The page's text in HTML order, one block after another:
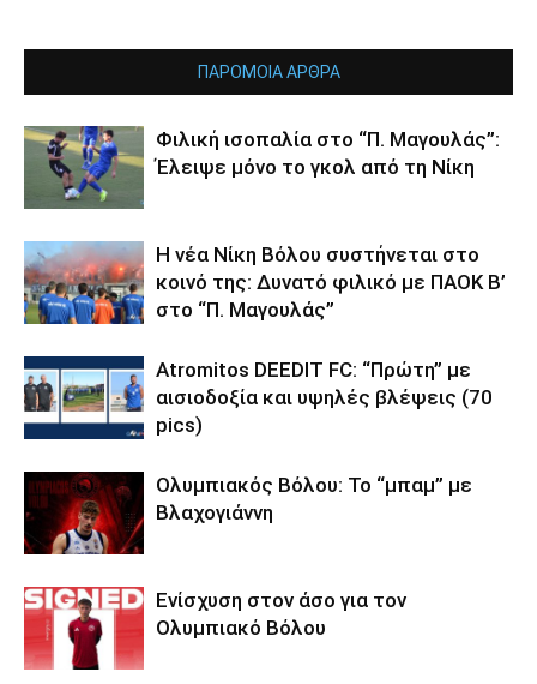
ΠΑΡΟΜΟΙΑ ΑΡΘΡΑ
Φιλική ισοπαλία στο “Π. Μαγουλάς”:
Έλειψε μόνο το γκολ από τη Νίκη
Η νέα Νίκη Βόλου συστήνεται στο
κοινό της: Δυνατό φιλικό με ΠΑΟΚ Β’
στο “Π. Μαγουλάς”
Atromitos DEEDIT FC: “Πρώτη” με
αισιοδοξία και υψηλές βλέψεις (70
pics)
Ολυμπιακός Βόλου: Το “μπαμ” με
Βλαχογιάννη
Ενίσχυση στον άσο για τον
Ολυμπιακό Βόλου